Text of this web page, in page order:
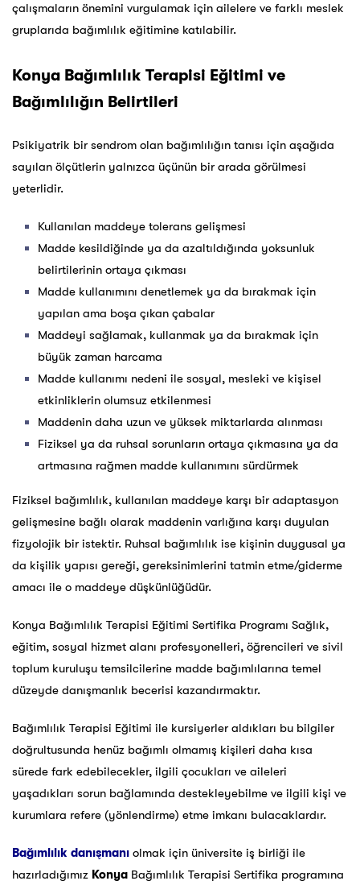
çalışmaların önemini vurgulamak için ailelere ve farklı meslek
gruplarıda bağımlılık eğitimine katılabilir.
Konya Bağımlılık Terapisi Eğitimi ve
Bağımlılığın Belirtileri
Psikiyatrik bir sendrom olan bağımlılığın tanısı için aşağıda
sayılan ölçütlerin yalnızca üçünün bir arada görülmesi
yeterlidir.
Kullanılan maddeye tolerans gelişmesi
Madde kesildiğinde ya da azaltıldığında yoksunluk
belirtilerinin ortaya çıkması
Madde kullanımını denetlemek ya da bırakmak için
yapılan ama boşa çıkan çabalar
Maddeyi sağlamak, kullanmak ya da bırakmak için
büyük zaman harcama
Madde kullanımı nedeni ile sosyal, mesleki ve kişisel
etkinliklerin olumsuz etkilenmesi
Maddenin daha uzun ve yüksek miktarlarda alınması
Fiziksel ya da ruhsal sorunların ortaya çıkmasına ya da
artmasına rağmen madde kullanımını sürdürmek
Fiziksel bağımlılık, kullanılan maddeye karşı bir adaptasyon
gelişmesine bağlı olarak maddenin varlığına karşı duyulan
fizyolojik bir istektir. Ruhsal bağımlılık ise kişinin duygusal ya
da kişilik yapısı gereği, gereksinimlerini tatmin etme/giderme
amacı ile o maddeye düşkünlüğüdür.
Konya Bağımlılık Terapisi Eğitimi Sertifika Programı Sağlık,
eğitim, sosyal hizmet alanı profesyonelleri, öğrencileri ve sivil
toplum kuruluşu temsilcilerine madde bağımlılarına temel
düzeyde danışmanlık becerisi kazandırmaktır.
Bağımlılık Terapisi Eğitimi ile kursiyerler aldıkları bu bilgiler
doğrultusunda henüz bağımlı olmamış kişileri daha kısa
sürede fark edebilecekler, ilgili çocukları ve aileleri
yaşadıkları sorun bağlamında destekleyebilme ve ilgili kişi ve
kurumlara refere (yönlendirme) etme imkanı bulacaklardır.
Bağımlılık danışmanı olmak için üniversite iş birliği ile
hazırladığımız Konya Bağımlılık Terapisi Sertifika programına